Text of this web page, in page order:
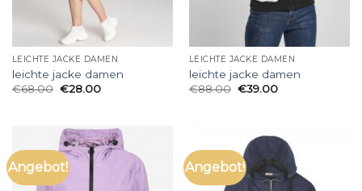
LEICHTE JACKE DAMEN
leichte jacke damen
€68.00 €28.00
LEICHTE JACKE DAMEN
leichte jacke damen
€88.00 €39.00
Angebot! Angebot!